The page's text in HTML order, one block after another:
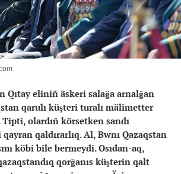
Qıtay eliniñ äskeri salağa arnalğan
qarulı küşteri turalı mälimetter
olardıñ körsetken sandı
qaldırarlıq. Al, Bwnı Qazaqstan
köbi bile bermeydi. Osıdan-aq,
qorğanıs küşterin qalt